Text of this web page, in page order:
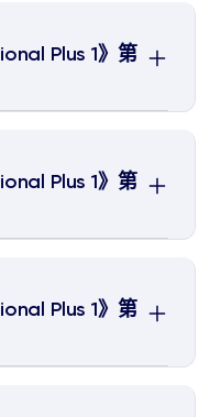
Plus 1》第
Plus 1》第
Plus 1》第